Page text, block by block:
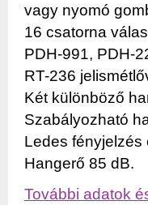
vagy nyomó
16 csatorna
PDH-991, PDH-
RT-236
Két különböző
Szabályozható
Ledes fényjelzés
Hangerő 85 dB.
További adatok